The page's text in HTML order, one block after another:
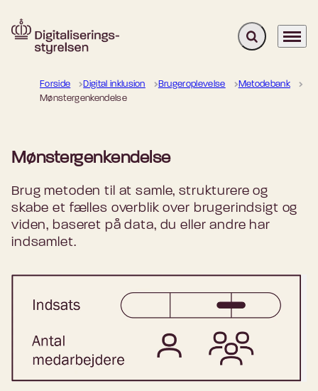
Gå til forsiden Fold søgefelt
Menu
Forside Digital inklusion Brugeroplevelse
Metodebank
Mønstergenkendelse
Mønstergenkendelse
Brug metoden til at samle, strukturere og
skabe et fælles overblik over brugerindsigt og
viden, baseret på data, du eller andre har
indsamlet.